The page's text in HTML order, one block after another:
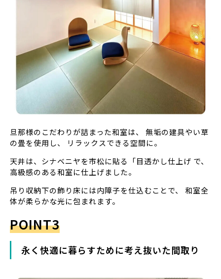
旦那様のこだわりが詰まった和室は、 無垢の建具やい草
の畳を使用し、 リラックスできる空間に。
天井は、シナベニヤを市松に貼る「目透かし仕上げ で、
高級感のある和室に仕上げました。
吊り収納下の飾り床には内障子を仕込むことで、 和室全
体が柔らかな光に包まれます。
POINT3
永く快適に暮らすために考え抜いた間取り